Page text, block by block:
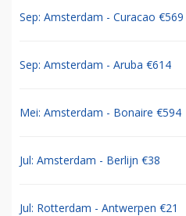
Sep: Amsterdam - Curacao €569
Sep: Amsterdam - Aruba €614
Mei: Amsterdam - Bonaire €594
Jul: Amsterdam - Berlijn €38
Jul: Rotterdam - Antwerpen €21